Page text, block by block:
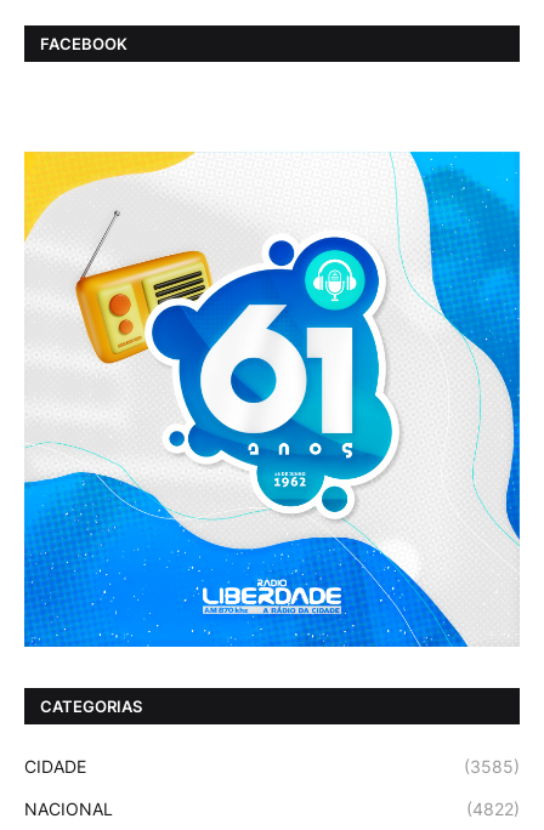
FACEBOOK
CATEGORIAS
CIDADE (3585)
NACIONAL (4822)